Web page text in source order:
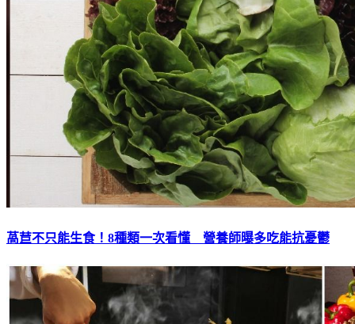
萵苣不只能生食！8種類一次看懂 營養師曝多吃能抗憂鬱